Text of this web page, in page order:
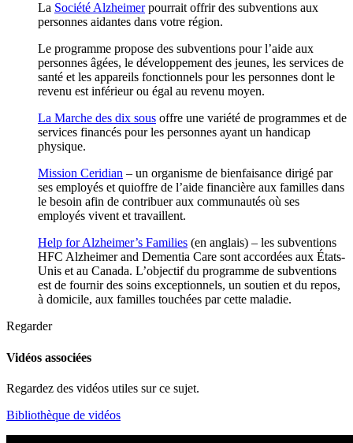
La Société Alzheimerpourrait offrir des subventions aux
personnes aidantes dans votre région.
Le programme propose des subventions pour l’aide aux
personnes âgées, le développement des jeunes, les services de
santé et les appareils fonctionnels pour les personnes dont le
revenu est inférieur ou égal au revenu moyen.
La Marche des dix sous offre une variété de programmes et de
services financés pour les personnes ayant un handicap
physique.
Mission Ceridian – un organisme de bienfaisance dirigé par
ses employés et quioffre de l’aide financière aux familles dans
le besoin afin de contribuer aux communautés où ses
employés vivent et travaillent.
Help for Alzheimer’s Families (en anglais) – les subventions
HFC Alzheimer and Dementia Care sont accordées aux États-
Unis et au Canada. L’objectif du programme de subventions
est de fournir des soins exceptionnels, un soutien et du repos,
à domicile, aux familles touchées par cette maladie.
Regarder
Vidéos associées
Regardez des vidéos utiles sur ce sujet.
Bibliothèque de vidéos